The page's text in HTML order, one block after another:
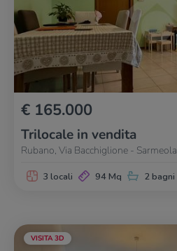
€ 165.000
Trilocale in vendita
Rubano, Via Bacchiglione - Sarmeola
3 locali 94 Mq 2 bagni
VISITA 3D